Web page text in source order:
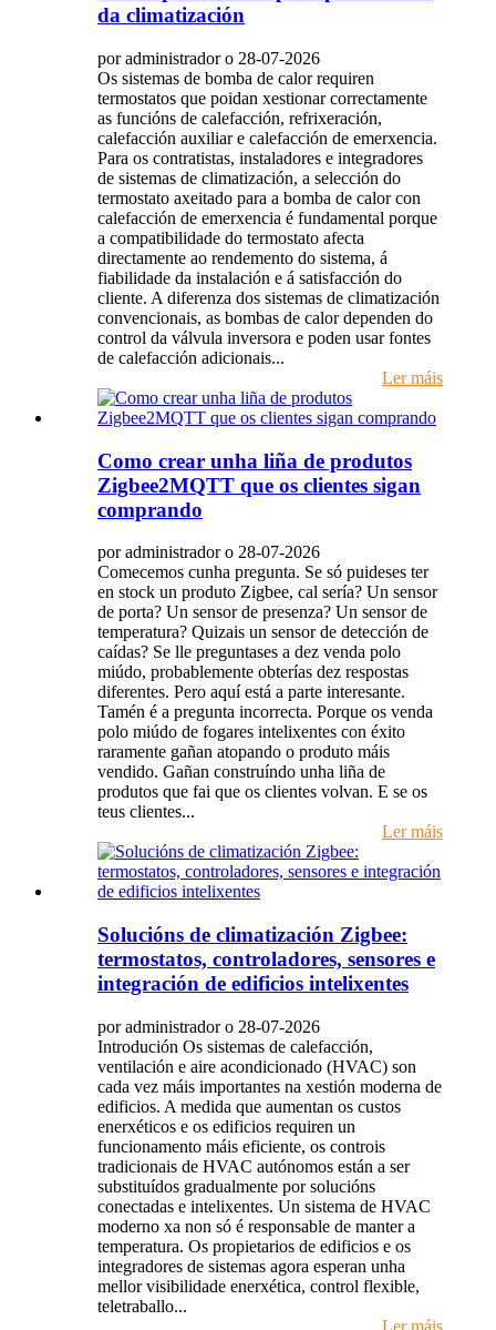
da climatización
por administrador o 28-07-2026
Os sistemas de bomba de calor requiren
termostatos que poidan xestionar correctamente
as funcións de calefacción, refrixeración,
calefacción auxiliar e calefacción de emerxencia.
Para os contratistas, instaladores e integradores
de sistemas de climatización, a selección do
termostato axeitado para a bomba de calor con
calefacción de emerxencia é fundamental porque
a compatibilidade do termostato afecta
directamente ao rendemento do sistema, á
fiabilidade da instalación e á satisfacción do
cliente. A diferenza dos sistemas de climatización
convencionais, as bombas de calor dependen do
control da válvula inversora e poden usar fontes
de calefacción adicionais...
Ler máis
Como crear unha liña de produtos
Zigbee2MQTT que os clientes sigan
comprando
por administrador o 28-07-2026
Comecemos cunha pregunta. Se só puideses ter
en stock un produto Zigbee, cal sería? Un sensor
de porta? Un sensor de presenza? Un sensor de
temperatura? Quizais un sensor de detección de
caídas? Se lle preguntases a dez venda polo
miúdo, probablemente obterías dez respostas
diferentes. Pero aquí está a parte interesante.
Tamén é a pregunta incorrecta. Porque os venda
polo miúdo de fogares intelixentes con éxito
raramente gañan atopando o produto máis
vendido. Gañan construíndo unha liña de
produtos que fai que os clientes volvan. E se os
teus clientes...
Ler máis
Solucións de climatización Zigbee:
termostatos, controladores, sensores e
integración de edificios intelixentes
por administrador o 28-07-2026
Introdución Os sistemas de calefacción,
ventilación e aire acondicionado (HVAC) son
cada vez máis importantes na xestión moderna de
edificios. A medida que aumentan os custos
enerxéticos e os edificios requiren un
funcionamento máis eficiente, os controis
tradicionais de HVAC autónomos están a ser
substituídos gradualmente por solucións
conectadas e intelixentes. Un sistema de HVAC
moderno xa non só é responsable de manter a
temperatura. Os propietarios de edificios e os
integradores de sistemas agora esperan unha
mellor visibilidade enerxética, control flexible,
teletraballo...
Ler máis